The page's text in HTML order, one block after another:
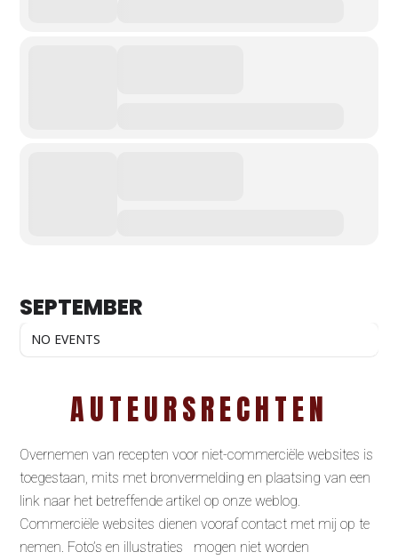
SEPTEMBER
NO EVENTS
AUTEURSRECHTEN
Overnemen van recepten voor niet-commerciële websites is
toegestaan, mits met bronvermelding en plaatsing van een
link naar het betreffende artikel op onze weblog.
Commerciële websites dienen vooraf contact met mij op te
nemen. Foto’s en illustraties mogen niet worden